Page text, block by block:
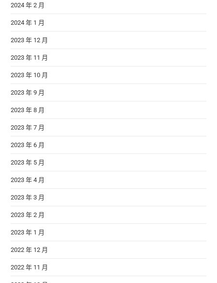
2024 年 2 月
2024 年 1 月
2023 年 12 月
2023 年 11 月
2023 年 10 月
2023 年 9 月
2023 年 8 月
2023 年 7 月
2023 年 6 月
2023 年 5 月
2023 年 4 月
2023 年 3 月
2023 年 2 月
2023 年 1 月
2022 年 12 月
2022 年 11 月